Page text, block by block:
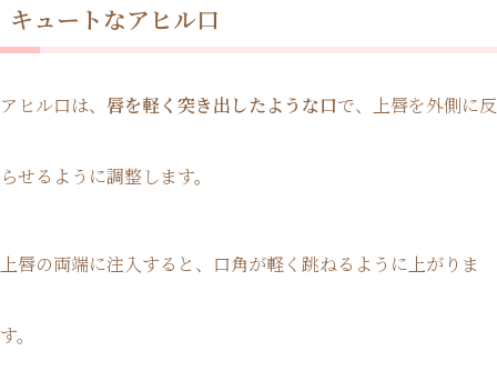
キュートなアヒル口
アヒル口は、 唇を軽く突き出したような口で、上唇を外側に反
らせるように調整します。
上唇の両端に注入すると、口角が軽く跳ねるように上がりま
す。